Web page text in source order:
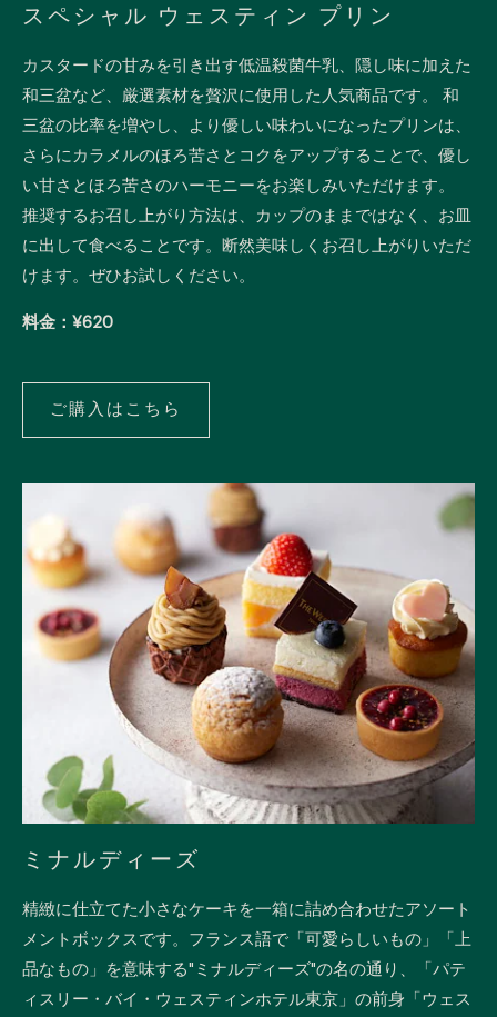
スペシャル ウェスティン プリン
カスタードの甘みを引き出す低温殺菌牛乳、隠し味に加えた
和三盆など、厳選素材を贅沢に使用した人気商品です。 和
三盆の比率を増やし、より優しい味わいになったプリンは、
さらにカラメルのほろ苦さとコクをアップすることで、優し
い甘さとほろ苦さのハーモニーをお楽しみいただけます。
推奨するお召し上がり方法は、カップのままではなく、お皿
に出して食べることです。断然美味しくお召し上がりいただ
けます。ぜひお試しください。
料金：¥620
ご購入はこちら
ご
購
ち
ら
ミナルディーズ
精緻に仕立てた小さなケーキを一箱に詰め合わせたアソート
メントボックスです。フランス語で「可愛らしいもの」「上
品なもの」を意味する"ミナルディーズ"の名の通り、「パテ
ィスリー・バイ・ウェスティンホテル東京」の前身「ウェス